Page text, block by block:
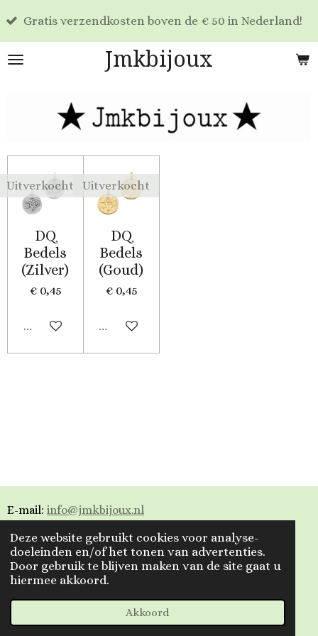
Deze website gebruikt cookies voor analyse-
doeleinden en/of het tonen van advertenties.
Door gebruik te blijven maken van de site gaat u
hiermee akkoord.
Akkoord
Ga
de
Jmkbijoux
verzendkosten boven de € 50 in Nederland!
Uitverkocht
DQ
Bedels
(Zilver)
€ 0,45
Uitverkocht
Uitverkocht
DQ
Bedels
(Goud)
€ 0,45
Uitverkocht
E-mail: info@jmkbijoux.nl
Tiktok: jmkbijoux
Instagram: jmkbijoux.nl
Facebook: Jmkbijoux.nl & Jmk Bijoux
© 2023 - 2026 Jmkbijoux